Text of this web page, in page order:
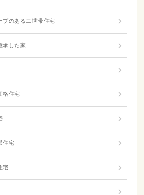
ブのある二世帯住宅
承した家
格住宅
住宅
宅